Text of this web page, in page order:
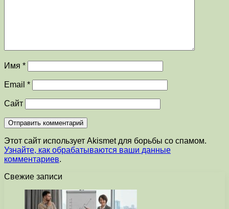
Имя *
Email *
Сайт
Этот сайт использует Akismet для борьбы со спамом.
Узнайте, как обрабатываются ваши данные
комментариев.
Свежие записи